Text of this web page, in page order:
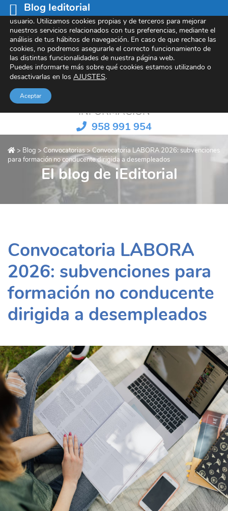
Referentes en contenido e-learning
INFORMACIÓN
958 991 954
> Blog > Convocatorias>Convocatoria LABORA 2026: subvenciones
para formación no conducente dirigida a desempleados
El blog de iEditorial
Convocatoria LABORA
2026: subvenciones para
formación no conducente
dirigida a desempleados
Este sitio web utiliza cookies para mejorar tu experiencia de
usuario. Utilizamos cookies propias y de terceros para mejorar
nuestros servicios relacionados con tus preferencias, mediante el
análisis de tus hábitos de navegación. En caso de que rechace las
cookies, no podremos asegurarle el correcto funcionamiento de
las distintas funcionalidades de nuestra página web.
Puedes informarte más sobre qué cookies estamos utilizando o
desactivarlas en los AJUSTES.
Aceptar
Blog Ieditorial